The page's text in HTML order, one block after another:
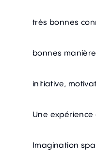
très bonnes
bonnes
initiative,
Une
Imagination